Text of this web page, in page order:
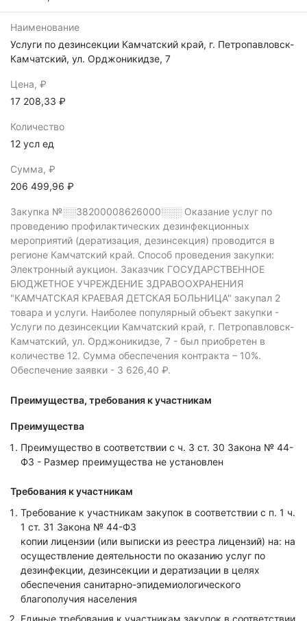
Наименование
Услуги по дезинсекции Камчатский край, г. Петропавловск-
Камчатский, ул. Орджоникидзе, 7
Цена, ₽
17 208,33 ₽
Количество
12 усл ед
Сумма, ₽
206 499,96 ₽
Закупка №░░38200008626000░░░ Оказание услуг по
проведению профилактических дезинфекционных
мероприятий (дератизация, дезинсекция) проводится в
регионе Камчатский край. Способ проведения закупки:
Электронный аукцион. Заказчик ГОСУДАРСТВЕННОЕ
БЮДЖЕТНОЕ УЧРЕЖДЕНИЕ ЗДРАВООХРАНЕНИЯ
"КАМЧАТСКАЯ КРАЕВАЯ ДЕТСКАЯ БОЛЬНИЦА" закупал 2
товара и услуги. Наиболее популярный объект закупки -
Услуги по дезинсекции Камчатский край, г. Петропавловск-
Камчатский, ул. Орджоникидзе, 7 - был приобретен в
количестве 12. Сумма обеспечения контракта – 10%.
Обеспечение заявки - 3 626,40 ₽.
Преимущества, требования к участникам
Преимущества
Преимущество в соответствии с ч. 3 ст. 30 Закона № 44-
ФЗ - Размер преимущества не установлен
Требования к участникам
Требование к участникам закупок в соответствии с п. 1 ч.
1 ст. 31 Закона № 44-ФЗ
копии лицензии (или выписки из реестра лицензий) на: на
осуществление деятельности по оказанию услуг по
дезинфекции, дезинсекции и дератизации в целях
обеспечения санитарно-эпидемиологического
благополучия населения
Единые требования к участникам закупок в соответствии